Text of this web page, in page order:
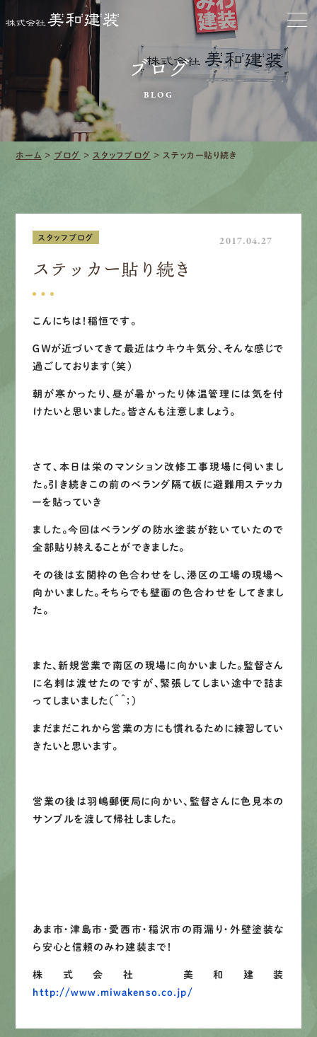
お家をきれいに
会社をきれいに
クリーニング
募集要項
先輩インタビュー
有資格者が、無料建物診断いたします!!
0120-44-2605
営業時間 8:00−18:00 ｜
定休日 日曜・祝日
LINEでお手軽相談
ブログ
BLOG
ホーム > ブログ > スタッフブログ > ステッカー貼り続き
スタッフブログ 2017.04.27
ステッカー貼り続き
こんにちは！稲恒です。
ＧＷが近づいてきて最近はウキウキ気分、そんな感じで
過ごしております（笑）
朝が寒かったり、昼が暑かったり体温管理には気を付
けたいと思いました。皆さんも注意しましょう。
さて、本日は栄のマンション改修工事現場に伺いまし
た。引き続きこの前のベランダ隔て板に避難用ステッカ
ーを貼っていき
ました。今回はベランダの防水塗装が乾いていたので
全部貼り終えることができました。
その後は玄関枠の色合わせをし、港区の工場の現場へ
向かいました。そちらでも壁面の色合わせをしてきまし
た。
また、新規営業で南区の現場に向かいました。監督さん
に名刺は渡せたのですが、緊張してしまい途中で詰ま
ってしまいました（＾＾；）
まだまだこれから営業の方にも慣れるために練習してい
きたいと思います。
営業の後は羽嶋郵便局に向かい、監督さんに色見本の
サンプルを渡して帰社しました。
あま市・津島市・愛西市・稲沢市の雨漏り・外壁塗装な
ら安心と信頼のみわ建装まで！
株式会社 美和建装
http://www.miwakenso.co.jp/